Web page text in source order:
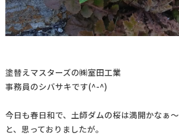
塗替えマスターズの㈱室田工業
事務員のシバサキです(^-^)
今日も春日和で、土師ダムの桜は満開かなぁ～
と、思っておりましたが。